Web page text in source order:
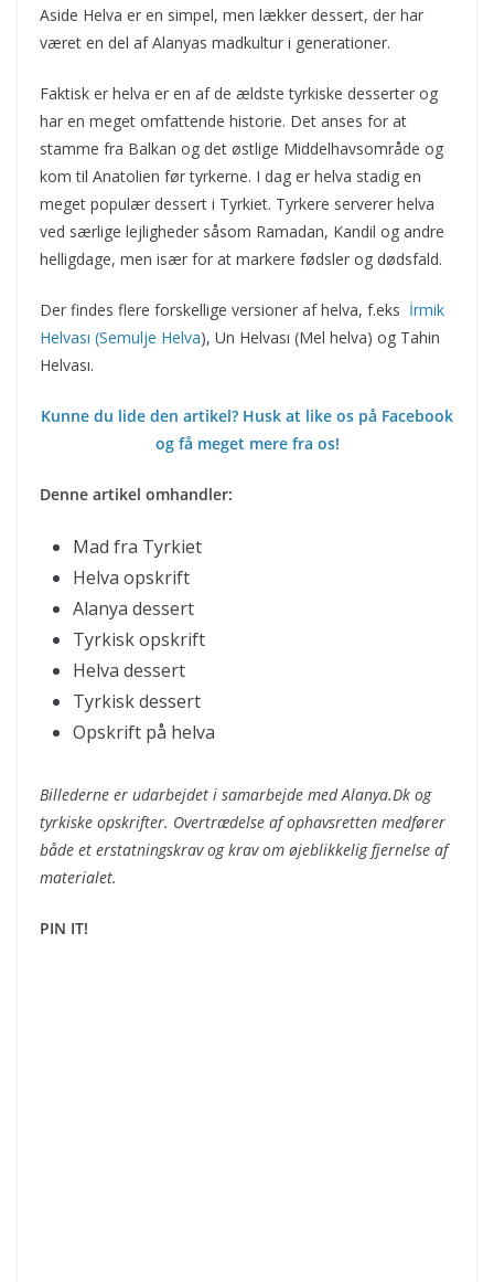
Aside Helva er en simpel, men lækker dessert, der har
været en del af Alanyas madkultur i generationer.
Faktisk er helva er en af de ældste tyrkiske desserter og
har en meget omfattende historie. Det anses for at
stamme fra Balkan og det østlige Middelhavsområde og
kom til Anatolien før tyrkerne. I dag er helva stadig en
meget populær dessert i Tyrkiet. Tyrkere serverer helva
ved særlige lejligheder såsom Ramadan, Kandil og andre
helligdage, men især for at markere fødsler og dødsfald.
Der findes flere forskellige versioner af helva, f.eks İrmik
Helvası (Semulje Helva), Un Helvası (Mel helva) og Tahin
Helvası.
Kunne du lide den artikel? Husk at like os på Facebook
og få meget mere fra os!
Denne artikel omhandler:
Mad fra Tyrkiet
Helva opskrift
Alanya dessert
Tyrkisk opskrift
Helva dessert
Tyrkisk dessert
Opskrift på helva
Billederne er udarbejdet i samarbejde med Alanya.Dk og
tyrkiske opskrifter. Overtrædelse af ophavsretten medfører
både et erstatningskrav og krav om øjeblikkelig fjernelse af
materialet.
PIN IT!